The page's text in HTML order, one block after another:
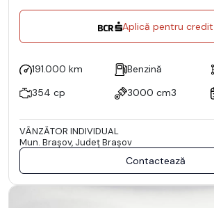
Aplică pentru credit
191.000 km Benzină
354 cp
3000 cm3
VÂNZĂTOR INDIVIDUAL
Mun. Braşov, Județ Braşov
Contactează